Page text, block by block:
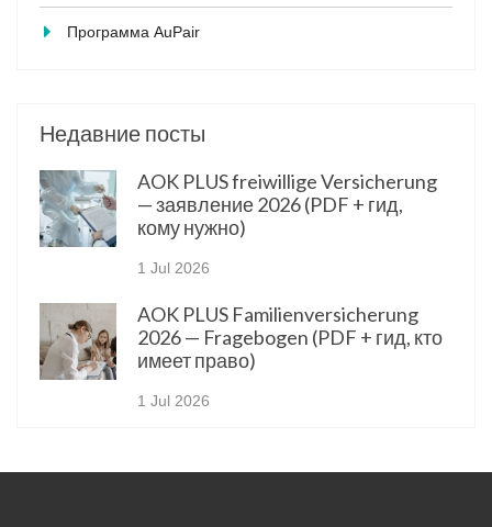
Программа AuPair
Недавние посты
AOK PLUS freiwillige Versicherung
— заявление 2026 (PDF + гид,
кому нужно)
1 Jul 2026
AOK PLUS Familienversicherung
2026 — Fragebogen (PDF + гид, кто
имеет право)
1 Jul 2026